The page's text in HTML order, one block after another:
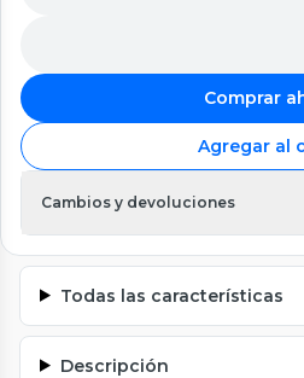
Comprar
Agregar al
Cambios y devoluciones
Todas las características
Descripción